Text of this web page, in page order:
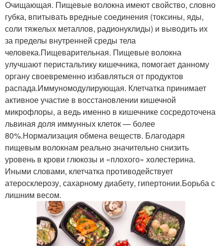
Очищающая. Пищевые волокна имеют свойство, словно
губка, впитывать вредные соединения (токсины, яды,
соли тяжелых металлов, радионуклиды) и выводить их
за пределы внутренней среды тела
человека.Пищеварительная. Пищевые волокна
улучшают перистальтику кишечника, помогает данному
органу своевременно избавляться от продуктов
распада.Иммуномодулирующая. Клетчатка принимает
активное участие в восстановлении кишечной
микрофлоры, а ведь именно в кишечнике сосредоточена
львиная доля иммунных клеток — более
80%.Нормализация обмена веществ. Благодаря
пищевым волокнам реально значительно снизить
уровень в крови глюкозы и «плохого» холестерина.
Иными словами, клетчатка противодействует
атеросклерозу, сахарному диабету, гипертонии.Борьба с
лишним весом.